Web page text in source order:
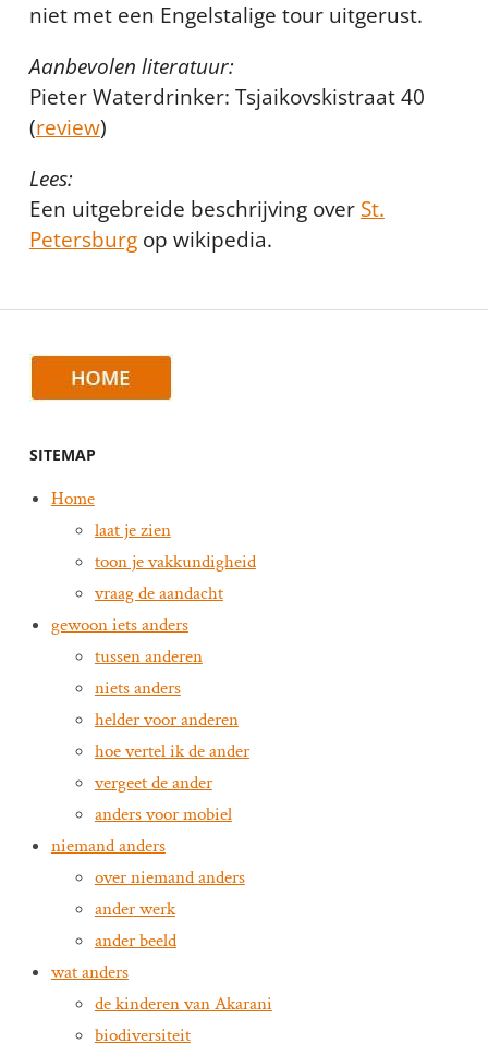
niet met een Engelstalige tour uitgerust.
Aanbevolen literatuur:
Pieter Waterdrinker: Tsjaikovskistraat 40
(review)
Lees:
Een uitgebreide beschrijving over St.
Petersburgop wikipedia.
SITEMAP
Home
laat je zien
toon je vakkundigheid
vraag de aandacht
gewoon iets anders
tussen anderen
niets anders
helder voor anderen
hoe vertel ik de ander
vergeet de ander
anders voor mobiel
niemand anders
over niemand anders
ander werk
ander beeld
wat anders
de kinderen van Akarani
biodiversiteit